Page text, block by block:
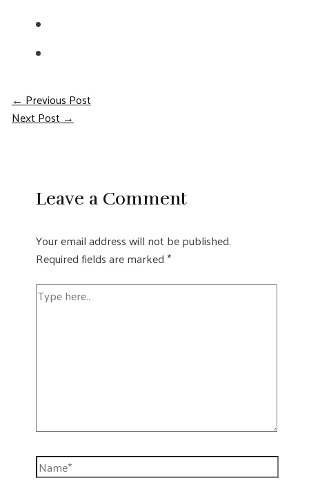
Post
navigation
←Previous Post
Next Post→
Leave a Comment
Your email address will not be published.
Required fields are marked*
Type
Name*